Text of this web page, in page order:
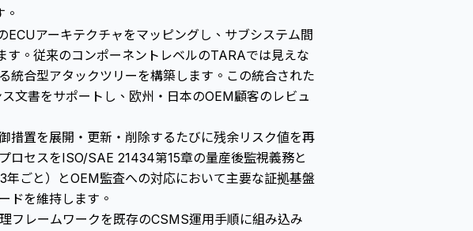
ECUアーキテクチャをマッピングし、サブシステム間
す。従来のコンポーネントレベルのTARAでは見えな
統合型アタックツリーを構築します。この統合された
文書をサポートし、欧州・日本のOEM顧客のレビュ
措置を展開・更新・削除するたびに残余リスク値を再
ロセスをISO/SAE 21434第15章の量産後監視義務と
ごと）とOEM監査への対応において主要な証拠基盤
ドを維持します。
フレームワークを既存のCSMS運用手順に組み込み